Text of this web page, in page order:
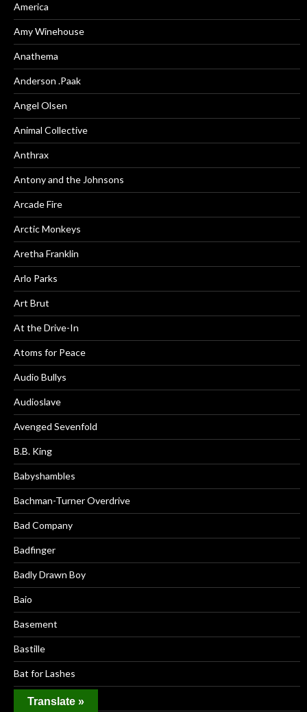
America
Amy Winehouse
Anathema
Anderson .Paak
Angel Olsen
Animal Collective
Anthrax
Antony and the Johnsons
Arcade Fire
Arctic Monkeys
Aretha Franklin
Arlo Parks
Art Brut
At the Drive-In
Atoms for Peace
Audio Bullys
Audioslave
Avenged Sevenfold
B.B. King
Babyshambles
Bachman-Turner Overdrive
Bad Company
Badfinger
Badly Drawn Boy
Baio
Basement
Bastille
Bat for Lashes
Battles
Translate »